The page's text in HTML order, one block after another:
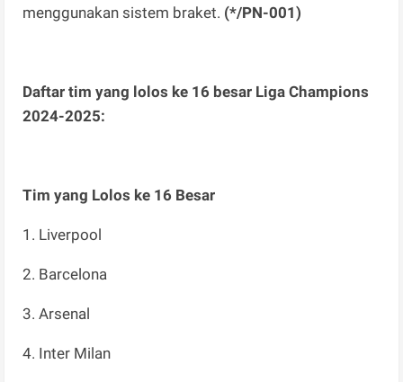
menggunakan sistem braket. (*/PN-001)
Daftar tim yang lolos ke 16 besar Liga Champions
2024-2025:
Tim yang Lolos ke 16 Besar
1. Liverpool
2. Barcelona
3. Arsenal
4. Inter Milan